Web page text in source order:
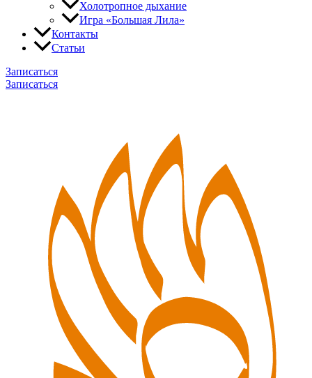
Холотропное дыхание
Игра «Большая Лила»
Контакты
Статьи
Записаться
Записаться